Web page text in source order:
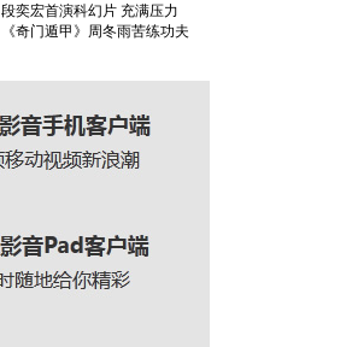
段奕宏首演科幻片 充满压力
《奇门遁甲》周冬雨苦练功夫